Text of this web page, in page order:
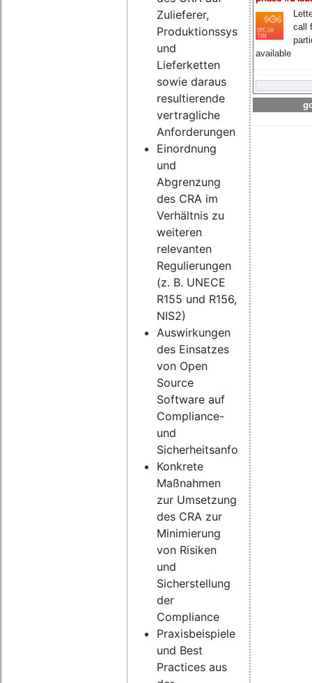
call
available
Zulieferer,
Produktionssysteme
und
Lieferketten
sowie daraus
resultierende
vertragliche
Anforderungen
Einordnung
und
Abgrenzung
des CRA im
Verhältnis zu
weiteren
relevanten
Regulierungen
(z. B. UNECE
R155 und R156,
NIS2)
Auswirkungen
des Einsatzes
von Open
Source
Software auf
Compliance-
und
Sicherheitsanforderungen
Konkrete
Maßnahmen
zur Umsetzung
des CRA zur
Minimierung
von Risiken
und
Sicherstellung
der
Compliance
Praxisbeispiele
und Best
Practices aus